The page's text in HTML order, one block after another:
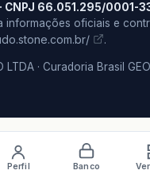
· CNPJ 66.051.295/0001-
informações oficiais e
.
LTDA · Curadoria Brasil
Perfil Banco